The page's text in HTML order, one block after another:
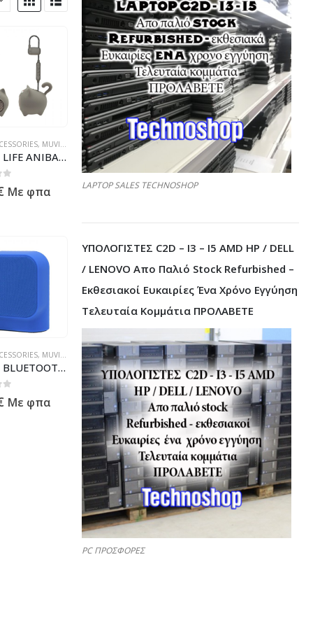
, MUVIT BLUETOOTH SPEAKERS
MUVIT LIFE ANIBALL PORTABLE SPEAKER CAT 3W grey
Με φπα
, MUVIT BLUETOOTH SPEAKERS
MUVIT BLUETOOTH PORTABLE SPEAKER SD1 FABRIC blue
Με φπα
LAPTOP SALES TECHNOSHOP
ΥΠΟΛΟΓΙΣΤΕΣ C2D – I3 – I5 AMD HP / DELL
/ LENOVO Απο Παλιό Stock Refurbished –
Εκθεσιακοί Ευκαιρίες Ένα Χρόνο Εγγύηση
Τελευταία Κομμάτια ΠΡΟΛΑΒΕΤΕ
PC ΠΡΟΣΦΟΡΕΣ